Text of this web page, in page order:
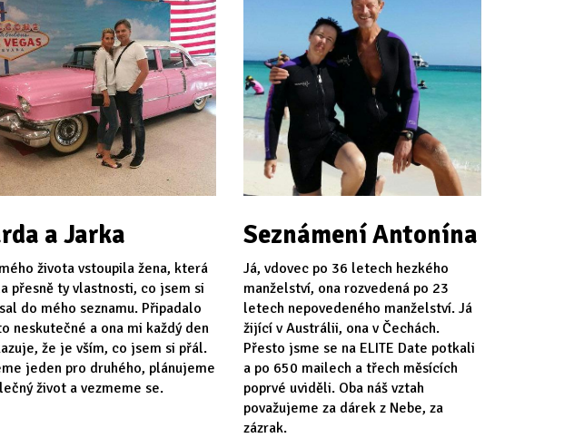
a Jarka
života vstoupila žena, která
přesně ty vlastnosti, co jsem si
do mého seznamu. Připadalo
neskutečné a ona mi každý den
že je vším, co jsem si přál.
jeden pro druhého, plánujeme
život a vezmeme se.
Seznámení Antonína
Já, vdovec po 36 letech hezkého
manželství, ona rozvedená po 23
letech nepovedeného manželství. Já
žijící v Austrálii, ona v Čechách.
Přesto jsme se na ELITE Date potkali
a po 650 mailech a třech měsících
poprvé uviděli. Oba náš vztah
považujeme za dárek z Nebe, za
zázrak.